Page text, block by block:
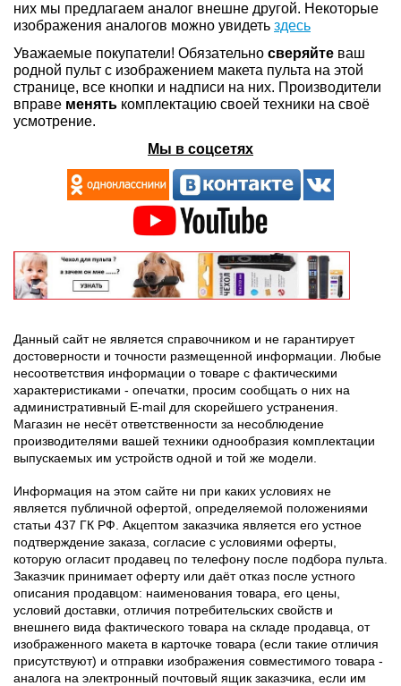
них мы предлагаем аналог внешне другой. Некоторые
изображения аналогов можно увидеть здесь
Уважаемые покупатели! Обязательно сверяйте ваш
родной пульт с изображением макета пульта на этой
странице, все кнопки и надписи на них. Производители
вправе менять комплектацию своей техники на своё
усмотрение.
Мы в соцсетях
Данный сайт не является справочником и не гарантирует
достоверности и точности размещенной информации. Любые
несоответствия информации о товаре с фактическими
характеристиками - опечатки, просим сообщать о них на
административный E-mail для скорейшего устранения.
Магазин не несёт ответственности за несоблюдение
производителями вашей техники однообразия комплектации
выпускаемых им устройств одной и той же модели.
Информация на этом сайте ни при каких условиях не
является публичной офертой, определяемой положениями
статьи 437 ГК РФ. Акцептом заказчика является его устное
подтверждение заказа, согласие с условиями оферты,
которую огласит продавец по телефону после подбора пульта.
Заказчик принимает оферту или даёт отказ после устного
описания продавцом: наименования товара, его цены,
условий доставки, отличия потребительских свойств и
внешнего вида фактического товара на складе продавца, от
изображенного макета в карточке товара (если такие отличия
присутствуют) и отправки изображения совместимого товара -
аналога на электронный почтовый ящик заказчика, если им